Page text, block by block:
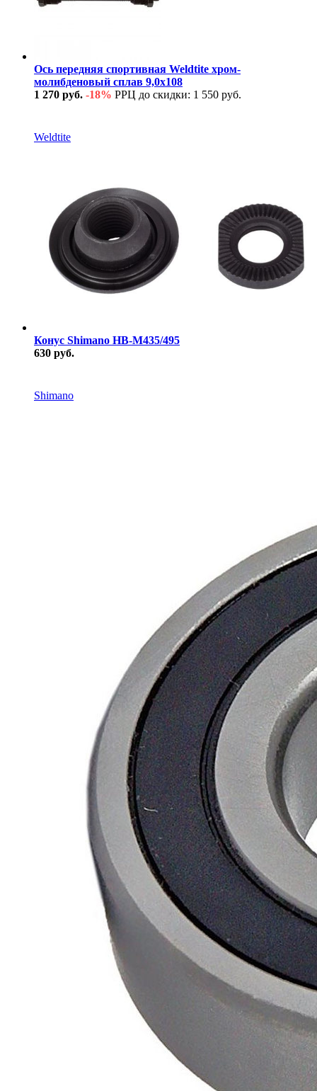
Ось передняя спортивная Weldtite хром-
молибденовый сплав 9,0х108
1 270 руб. -18% РРЦ до скидки: 1 550 руб.
Weldtite
Конус Shimano HB-M435/495
630 руб.
Shimano